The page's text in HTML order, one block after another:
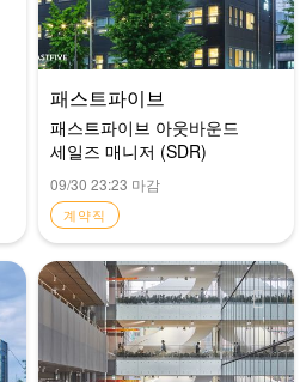
패스트파이브
패스트파이브 아웃바운드
세일즈 매니저 (SDR)
09/30 23:23 마감
계약직